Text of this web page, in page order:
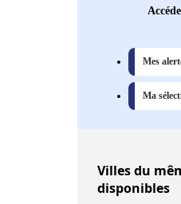
Mes
Ma
Villesdu
disponibles